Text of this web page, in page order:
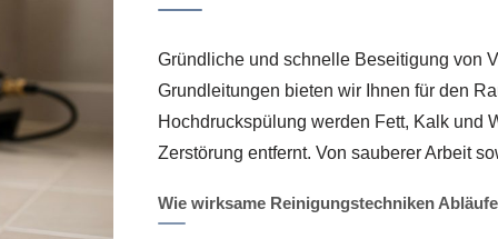
Gründliche und schnelle Beseitigung von
Grundleitungen bieten wir Ihnen für den
Hochdruckspülung werden Fett, Kalk und
Zerstörung entfernt. Von sauberer Arbeit
Wie wirksame Reinigungstechniken